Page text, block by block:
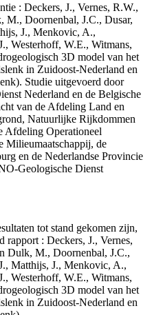
: Deckers, J., Vernes, R.W.,
M., Doornenbal, J.C., Dusar,
J., Menkovic, A.,
Westerhoff, W.E., Witmans,
3D model van het
in Zuidoost-Nederland en
Studie uitgevoerd door
Nederland en de Belgische
van de Afdeling Land en
Natuurlijke Rijkdommen
Afdeling Operationeel
Milieumaatschappij, de
en de Nederlandse Provincie
Geologische Dienst
tot stand gekomen zijn,
rapport : Deckers, J., Vernes,
Dulk, M., Doornenbal, J.C.,
Matthijs, J., Menkovic, A.,
Westerhoff, W.E., Witmans,
3D model van het
in Zuidoost-Nederland en